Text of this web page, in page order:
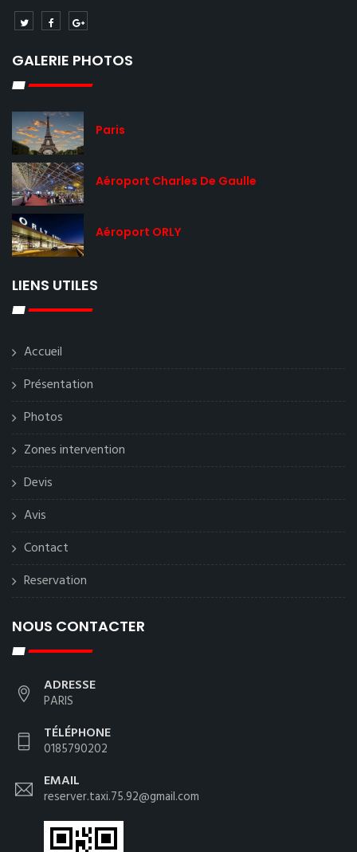
GALERIE PHOTOS
Paris
Aéroport Charles De Gaulle
Aéroport ORLY
LIENS UTILES
Accueil
Présentation
Photos
Zones intervention
Devis
Avis
Contact
Reservation
NOUS CONTACTER
ADRESSE
PARIS
TÉLÉPHONE
0185790202
EMAIL
reserver.taxi.75.92@gmail.com